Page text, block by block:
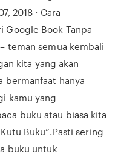
2018 · Cara
Google Book Tanpa
teman semua kembali
kita yang akan
bermanfaat hanya
kamu yang
buku atau biasa kita
Buku”.Pasti sering
buku untuk